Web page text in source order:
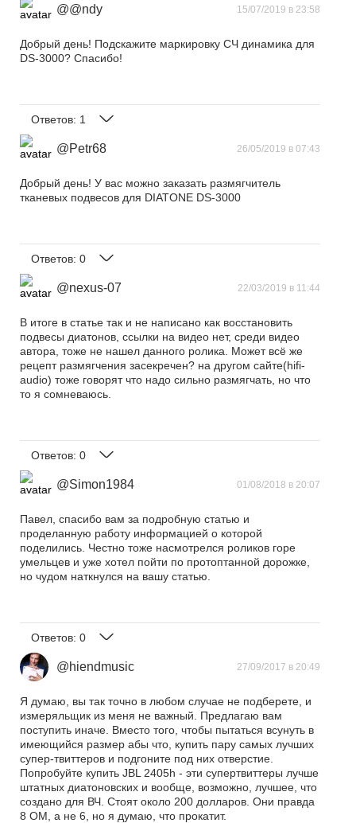
@@ndy 15/07/2019 в 23:58
Добрый день! Подскажите маркировку СЧ динамика для
DS-3000? Спасибо!
Ответов: 1
@Petr68 26/05/2019 в 07:43
Добрый день! У вас можно заказать размягчитель
тканевых подвесов для DIATONE DS-3000
Ответов: 0
@nexus-07 22/03/2019 в 11:44
В итоге в статье так и не написано как восстановить
подвесы диатонов, ссылки на видео нет, среди видео
автора, тоже не нашел данного ролика. Может всё же
рецепт размягчения засекречен? на другом сайте(hifi-
audio) тоже говорят что надо сильно размягчать, но что
то я сомневаюсь.
Ответов: 0
@Simon1984 01/08/2018 в 20:07
Павел, спасибо вам за подробную статью и
проделанную работу информацией о которой
поделились. Честно тоже насмотрелся роликов горе
умельцев и уже хотел пойти по протоптанной дорожке,
но чудом наткнулся на вашу статью.
Ответов: 0
@hiendmusic 27/09/2017 в 20:49
Я думаю, вы так точно в любом случае не подберете, и
измеряльщик из меня не важный. Предлагаю вам
поступить иначе. Вместо того, чтобы пытаться всунуть в
имеющийся размер абы что, купить пару самых лучших
супер-твиттеров и подгоните под них отверстие.
Попробуйте купить JBL 2405h - эти супертвиттеры лучше
штатных диатоновских и вообще, возможно, лучшее, что
создано для ВЧ. Стоят около 200 долларов. Они правда
8 ОМ, а не 6, но я думаю, что прокатит.